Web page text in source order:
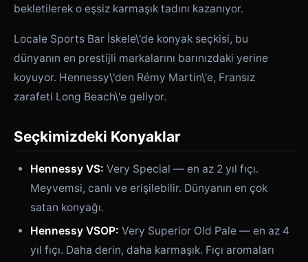
bekletilerek o eşsiz karmaşık tadını kazanıyor.
Locale Sports Bar İskele\'de konyak seçkisi, bu
dünyanın en prestijli markalarını barınızdaki yerine
koyuyor. Hennessy\'den Rémy Martin\'e, Fransız
zarafeti Long Beach\'e geliyor.
Seçkimizdeki Konyaklar
Hennessy VS: Very Special — en az 2 yıl fıçı.
Meyvemsi, canlı ve erişilebilir. Dünyanın en çok
satan konyağı.
Hennessy VSOP: Very Superior Old Pale — en az 4
yıl fıçı. Daha derin, daha karmaşık. Fıçı aromaları